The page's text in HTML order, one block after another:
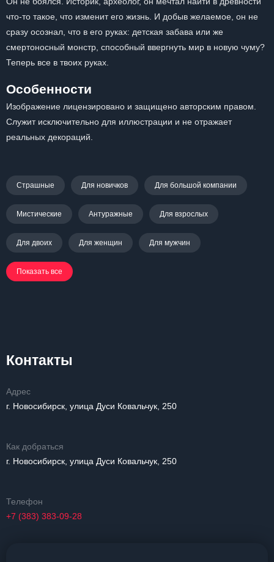
что-то такое, что изменит его жизнь. И добыв желаемое, он не
сразу осознал, что в его руках: детская забава или же
смертоносный монстр, способный ввергнуть мир в новую чуму?
Теперь все в твоих руках.
Особенности
Изображение лицензировано и защищено авторским правом.
Служит исключительно для иллюстрации и не отражает
реальных декораций.
Страшные Для новичков Для большой компании
Мистические Антуражные Для взрослых
Для двоих Для женщин Для мужчин
Показать все
Контакты
Адрес
г. Новосибирск, улица Дуси Ковальчук, 250
Как добраться
г. Новосибирск, улица Дуси Ковальчук, 250
Телефон
+7 (383) 383-09-28